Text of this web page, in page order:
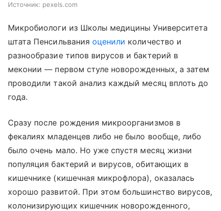
Источник: pexels.com
Микробиологи из Школы медицины Университета
штата Пенсильвания оценили количество и
разнообразие типов вирусов и бактерий в
меконии — первом стуле новорожденных, а затем
проводили такой анализ каждый месяц вплоть до
года.
Сразу после рождения микроорганизмов в
фекалиях младенцев либо не было вообще, либо
было очень мало. Но уже спустя месяц жизни
популяция бактерий и вирусов, обитающих в
кишечнике (кишечная микрофлора), оказалась
хорошо развитой. При этом большинство вирусов,
колонизирующих кишечник новорожденного,